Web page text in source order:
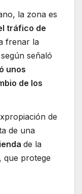
la zona es
tráfico de
frenar la
señaló
unos
de los
de
de una
de la
que protege